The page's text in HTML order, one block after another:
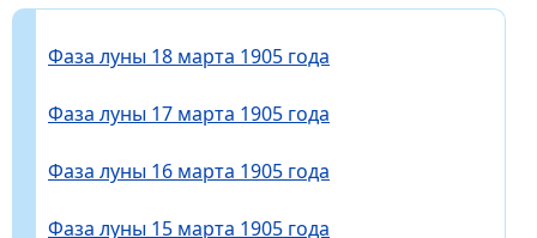
Фаза луны 18 марта 1905 года
Фаза луны 17 марта 1905 года
Фаза луны 16 марта 1905 года
Фаза луны 15 марта 1905 года